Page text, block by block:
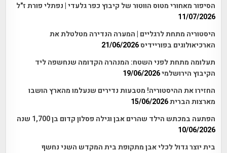
הסיפור מאחורי מטוס הווטור של קיבוץ כפר גלעדי | נפתלי פורת ז"ל
11/07/2026
היסטוריה מתחת לרגליים | המערה הנדירה מטלטלת את
הארכיאולוגים בפוריידיס21/06/2026
תעלומה מתחת לפני השטח: המנהרה הקדומה שנחשפה ליד
הקיבוץ הירושלמי19/06/2026
החזירו את ההיסטוריה! מטבעות נדירים שנעלמו מהארץ הושבו
מארצות הברית15/06/2026
הפתעה במכתש הילד שהרים אבן וגילה פסלון קדום בן 1,700 שנה
10/06/2026
בית יוצר גדול לכלי אבן מתקופת בית המקדש השני נחשף